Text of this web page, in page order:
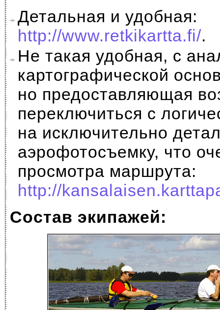
Детальная и удобная:
http://www.retkikartta.fi/.
Не такая удобная, с
картографической
но предоставляющая
переключиться с
на исключительно
аэрофотосъемку, что
просмотра маршрута:
http://
Состав экипажей: